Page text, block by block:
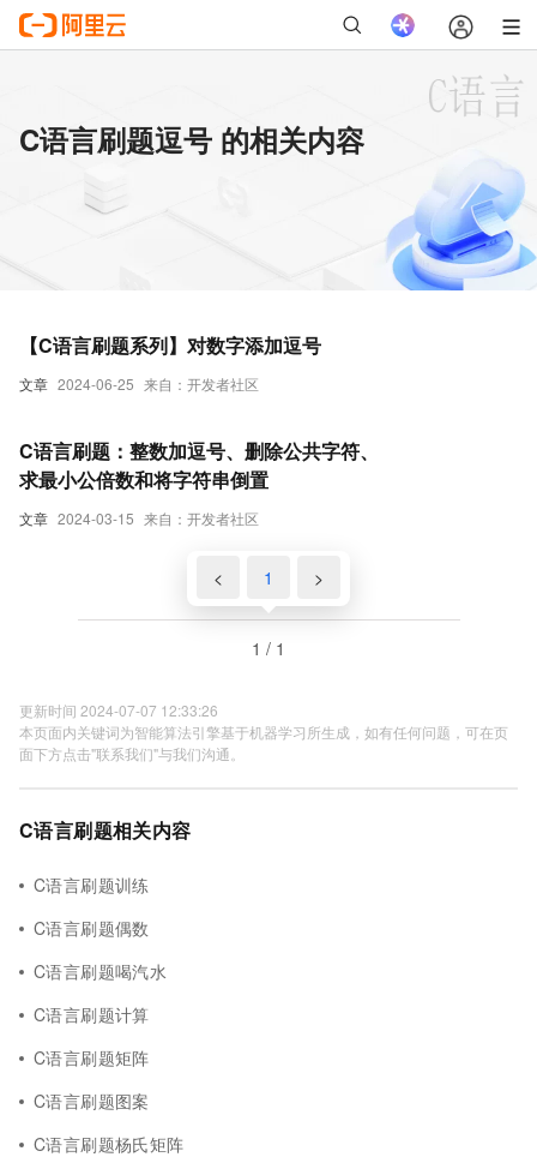
C语言刷题逗号 的相关内容
文章 2024-06-25 来自：开发者社区
【C语言刷题系列】对数字添加逗号
文章 2024-03-15 来自：开发者社区
C语言刷题：整数加逗号、删除公共字符、
求最小公倍数和将字符串倒置
< 1 >
1 / 1
更新时间 2024-07-07 12:33:26
本页面内关键词为智能算法引擎基于机器学习所生成，如有任何问题，可在页
面下方点击"联系我们"与我们沟通。
C语言刷题相关内容
C语言刷题训练
C语言刷题偶数
C语言刷题喝汽水
C语言刷题计算
C语言刷题矩阵
C语言刷题图案
C语言刷题杨氏矩阵